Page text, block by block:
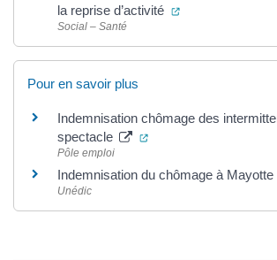
la reprise d’activité
(ouverture dans
Social – Santé
Pour en savoir plus
Indemnisation chômage des
spectacle
(ouverture dans un
Pôle emploi
Indemnisation du chômage à Mayotte
Unédic